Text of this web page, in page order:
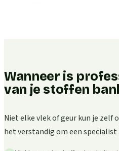
Wanneer is
van je stoffen
Niet elke vlek of geur kun je zelf
het verstandig om een specialist